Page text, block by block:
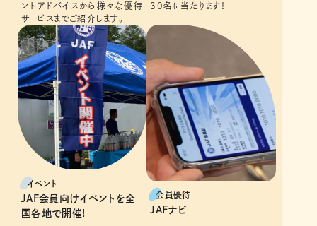
ントアドバイスから様々な優待
サービスまでご紹介します。
30名に当たります！
イベント
JAF会員向けイベントを全
国各地で開催!
会員優待
JAFナビ